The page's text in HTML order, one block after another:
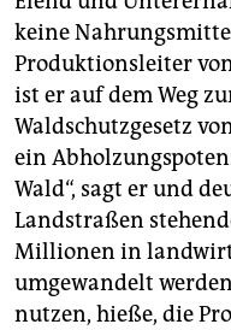
keine
Produktionsleiter
ist er auf dem Weg
Waldschutzgesetz
ein
Wald“, sagt er und
Landstraßen
Millionen in
umgewandelt
nutzen, hieße, die